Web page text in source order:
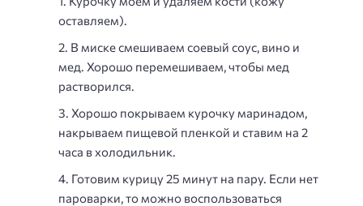
оставляем).
В миске смешиваем соевый соус, вино и
мед. Хорошо перемешиваем, чтобы мед
растворился.
Хорошо покрываем курочку маринадом,
накрываем пищевой пленкой и ставим на 2
часа в холодильник.
Готовим курицу 25 минут на пару. Если нет
пароварки, то можно воспользоваться